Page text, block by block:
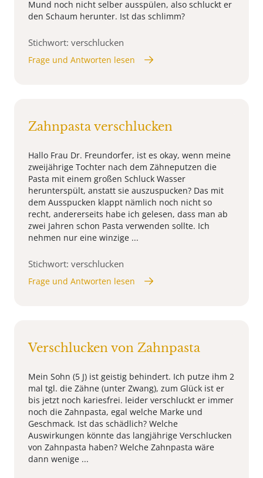
Mund noch nicht selber ausspülen, also schluckt er
den Schaum herunter. Ist das schlimm?
Stichwort: verschlucken
Frage und Antworten lesen
Zahnpasta verschlucken
Hallo Frau Dr. Freundorfer, ist es okay, wenn meine
zweijährige Tochter nach dem Zähneputzen die
Pasta mit einem großen Schluck Wasser
herunterspült, anstatt sie auszuspucken? Das mit
dem Ausspucken klappt nämlich noch nicht so
recht, andererseits habe ich gelesen, dass man ab
zwei Jahren schon Pasta verwenden sollte. Ich
nehmen nur eine winzige ...
Stichwort: verschlucken
Frage und Antworten lesen
Verschlucken von Zahnpasta
Mein Sohn (5 J) ist geistig behindert. Ich putze ihm 2
mal tgl. die Zähne (unter Zwang), zum Glück ist er
bis jetzt noch kariesfrei. leider verschluckt er immer
noch die Zahnpasta, egal welche Marke und
Geschmack. Ist das schädlich? Welche
Auswirkungen könnte das langjährige Verschlucken
von Zahnpasta haben? Welche Zahnpasta wäre
dann wenige ...